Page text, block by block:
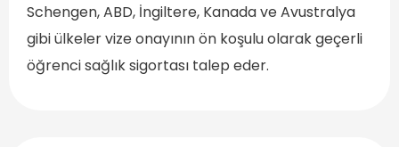
Schengen, ABD, İngiltere, Kanada ve Avustralya
gibi ülkeler vize onayının ön koşulu olarak geçerli
öğrenci sağlık sigortası talep eder.